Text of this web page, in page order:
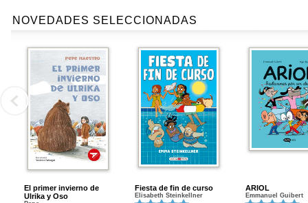
NOVEDADES SELECCIONADAS
El primer invierno de
Ulrika y Oso
Fiesta de fin de curso
Elisabeth Steinkellner
ARIOL
Emmanuel Guibert